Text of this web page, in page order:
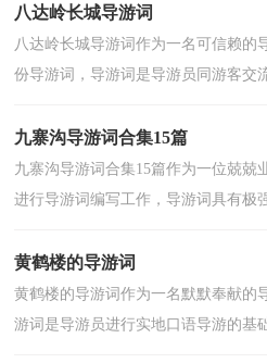
八达岭长城导游词
八达岭长城导游词作为一名可信赖的
份导游词，导游词是导游员同游客交
九寨沟导游词合集15篇
九寨沟导游词合集15篇作为一位兢兢
进行导游词编写工作，导游词具有极
黄鹤楼的导游词
黄鹤楼的导游词作为一名默默奉献的
游词是导游员进行实地口语导游的基